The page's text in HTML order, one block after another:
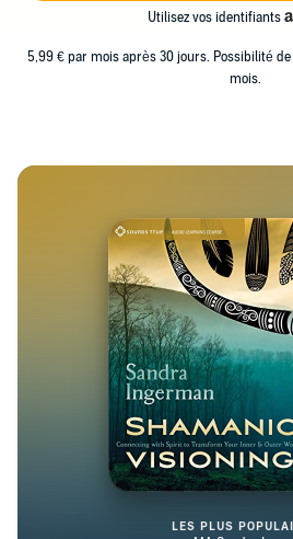
Utilisez vos identifiants
5,99 € par mois après 30 jours. Possibilité
mois.
LES PLUS